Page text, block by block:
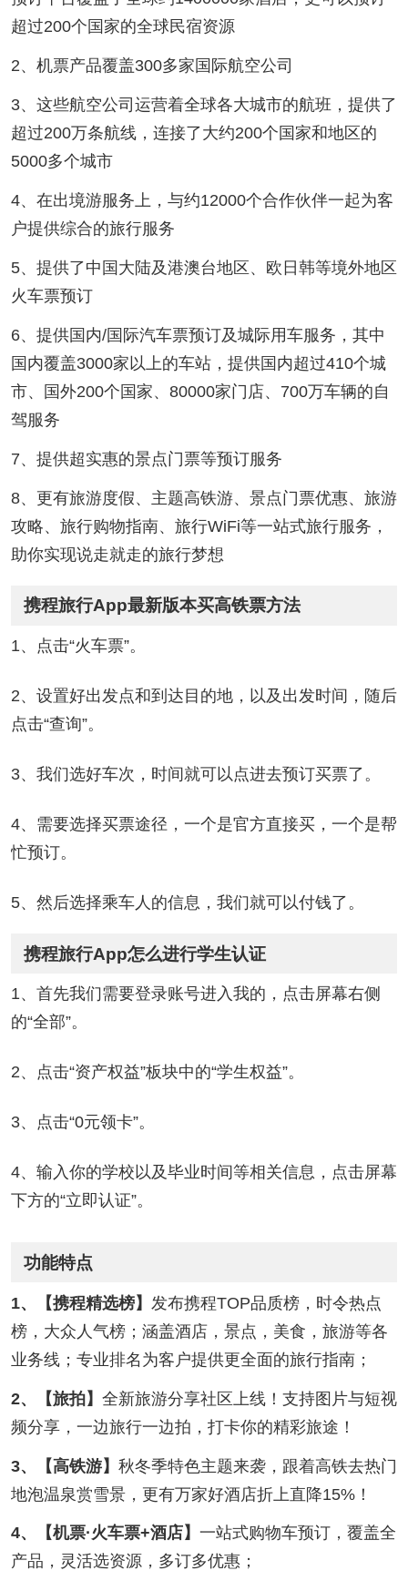
超过200个国家的全球民宿资源
2、机票产品覆盖300多家国际航空公司
3、这些航空公司运营着全球各大城市的航班，提供了
超过200万条航线，连接了大约200个国家和地区的
5000多个城市
4、在出境游服务上，与约12000个合作伙伴一起为客
户提供综合的旅行服务
5、提供了中国大陆及港澳台地区、欧日韩等境外地区
火车票预订
6、提供国内/国际汽车票预订及城际用车服务，其中
国内覆盖3000家以上的车站，提供国内超过410个城
市、国外200个国家、80000家门店、700万车辆的自
驾服务
7、提供超实惠的景点门票等预订服务
8、更有旅游度假、主题高铁游、景点门票优惠、旅游
攻略、旅行购物指南、旅行WiFi等一站式旅行服务，
助你实现说走就走的旅行梦想
携程旅行App最新版本买高铁票方法
1、点击“火车票”。
2、设置好出发点和到达目的地，以及出发时间，随后
点击“查询”。
3、我们选好车次，时间就可以点进去预订买票了。
4、需要选择买票途径，一个是官方直接买，一个是帮
忙预订。
5、然后选择乘车人的信息，我们就可以付钱了。
携程旅行App怎么进行学生认证
1、首先我们需要登录账号进入我的，点击屏幕右侧
的“全部”。
2、点击“资产权益”板块中的“学生权益”。
3、点击“0元领卡”。
4、输入你的学校以及毕业时间等相关信息，点击屏幕
下方的“立即认证”。
功能特点
1、【携程精选榜】 发布携程TOP品质榜，时令热点
榜，大众人气榜；涵盖酒店，景点，美食，旅游等各
业务线；专业排名为客户提供更全面的旅行指南；
2、【旅拍】 全新旅游分享社区上线！支持图片与短视
频分享，一边旅行一边拍，打卡你的精彩旅途！
3、【高铁游】 秋冬季特色主题来袭，跟着高铁去热门
地泡温泉赏雪景，更有万家好酒店折上直降15%！
4、【机票·火车票+酒店】 一站式购物车预订，覆盖全
产品，灵活选资源，多订多优惠；